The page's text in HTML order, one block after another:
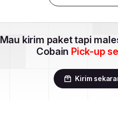
Mau kirim paket tapi
Cobain Pick-up
Kirim